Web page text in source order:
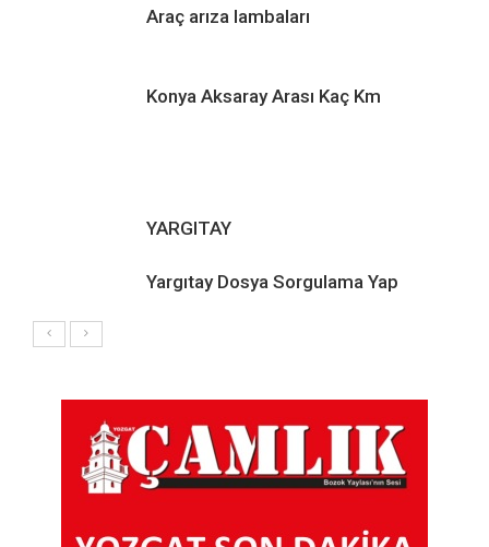
Araç arıza lambaları
Konya Aksaray Arası Kaç Km
YARGITAY
Yargıtay Dosya Sorgulama Yap